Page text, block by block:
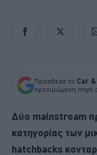
Πρόσθεσε το Car
προτιμώμενη πηγή
Δύο mainstream
κατηγορίας των
hatchbacks